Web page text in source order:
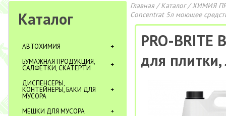
Каталог
АВТОХИМИЯ
БУМАЖНАЯ ПРОДУКЦИЯ,
САЛФЕТКИ, СКАТЕРТИ
ДИСПЕНСЕРЫ,
КОНТЕЙНЕРЫ, БАКИ ДЛЯ
МУСОРА
МЕШКИ ДЛЯ МУСОРА
Главная/Каталог/ХИМИЯ
Concentrat 5л моющее
PRO-
для